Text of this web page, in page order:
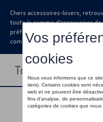
Chers accessoires-lovers,
toute la gamme d’accessoires
préférée sous forme de catalogue
commander auprès de votre
Toggle navigation